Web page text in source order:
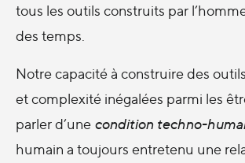
tous les outils construits par
des temps.
Notre capacité à construire des
et complexité inégalées parmi les
parler d’une condition techno-
humain a toujours entretenu une